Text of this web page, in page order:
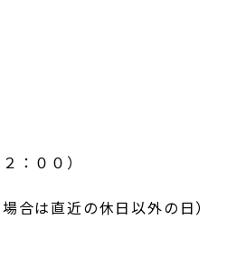
：００）
合は直近の休日以外の日）